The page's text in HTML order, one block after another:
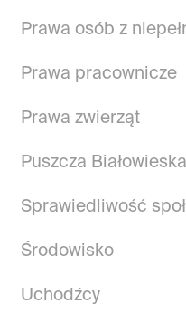
Prawa osób z
Prawa pracownicze
Prawa zwierząt
Puszcza Białowieska
Sprawiedliwość
Środowisko
Uchodźcy